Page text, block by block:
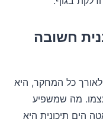
חשובה
כל המחקר, היא
מה שמשפיע
הים תיכונית היא